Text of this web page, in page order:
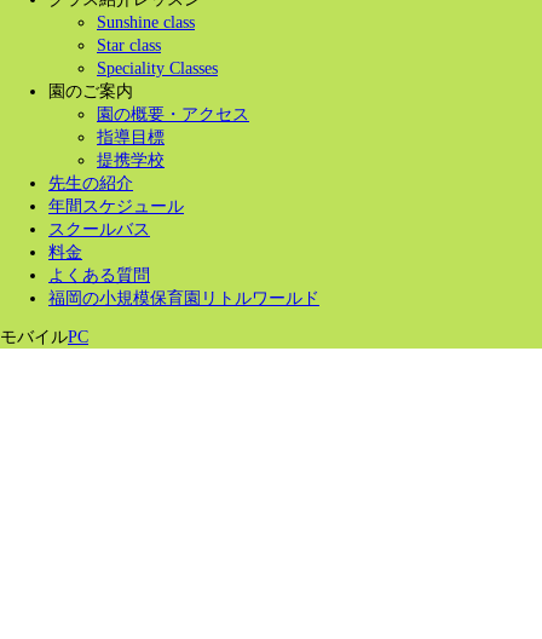
Sunshine class
Star class
Speciality Classes
園のご案内
園の概要・アクセス
指導目標
提携学校
先生の紹介
年間スケジュール
スクールバス
料金
よくある質問
福岡の小規模保育園リトルワールド
モバイルPC